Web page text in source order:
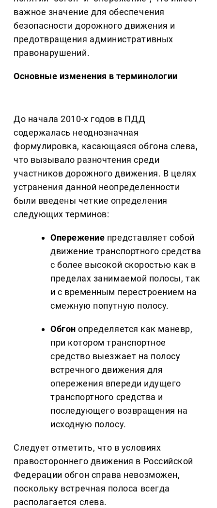
важное значение для обеспечения
безопасности дорожного движения и
предотвращения административных
правонарушений.
Основные изменения в терминологии
До начала 2010-х годов в ПДД
содержалась неоднозначная
формулировка, касающаяся обгона слева,
что вызывало разночтения среди
участников дорожного движения. В целях
устранения данной неопределенности
были введены четкие определения
следующих терминов:
Опережение представляет собой
движение транспортного средства
с более высокой скоростью как в
пределах занимаемой полосы, так
и с временным перестроением на
смежную попутную полосу.
Обгон определяется как маневр,
при котором транспортное
средство выезжает на полосу
встречного движения для
опережения впереди идущего
транспортного средства и
последующего возвращения на
исходную полосу.
Следует отметить, что в условиях
правостороннего движения в Российской
Федерации обгон справа невозможен,
поскольку встречная полоса всегда
располагается слева.